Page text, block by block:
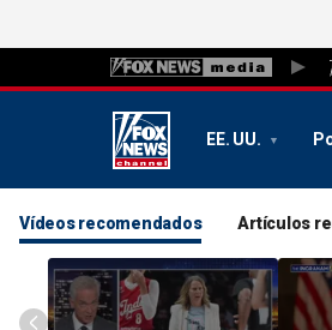
EE. UU.
Vídeos recomendados Artículos